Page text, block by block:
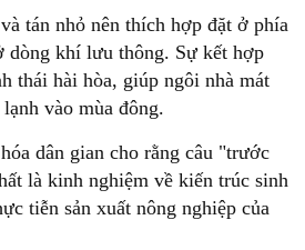
tán nhỏ nên thích hợp đặt ở phía
dòng khí lưu thông. Sự kết hợp
thái hài hòa, giúp ngôi nhà mát
vào mùa đông.
dân gian cho rằng câu "trước
là kinh nghiệm về kiến trúc sinh
tiễn sản xuất nông nghiệp của